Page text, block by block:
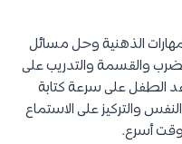
الذهنية وحل مسائل
والقسمة والتدريب على
الطفل على سرعة كتابة
والتركيز على الاستماع
وقت أسرع.